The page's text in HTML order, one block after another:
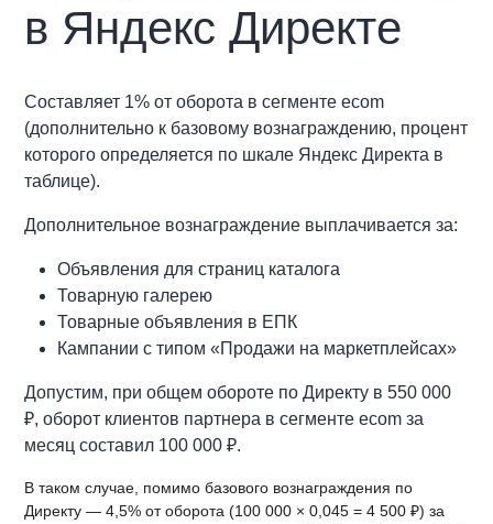
в Яндекс Директе
Составляет 1% от оборота в сегменте ecom
(дополнительно к базовому вознаграждению, процент
которого определяется по шкале Яндекс Директа в
таблице).
Дополнительное вознаграждение выплачивается за:
Объявления для страниц каталога
Товарную галерею
Товарные объявления в ЕПК
Кампании с типом «Продажи на маркетплейсах»
Допустим, при общем обороте по Директу в 550 000
₽, оборот клиентов партнера в сегменте ecom за
месяц составил 100 000 ₽.
В таком случае, помимо базового вознаграждения по
Директу — 4,5% от оборота (100 000 × 0,045 = 4 500 ₽) за